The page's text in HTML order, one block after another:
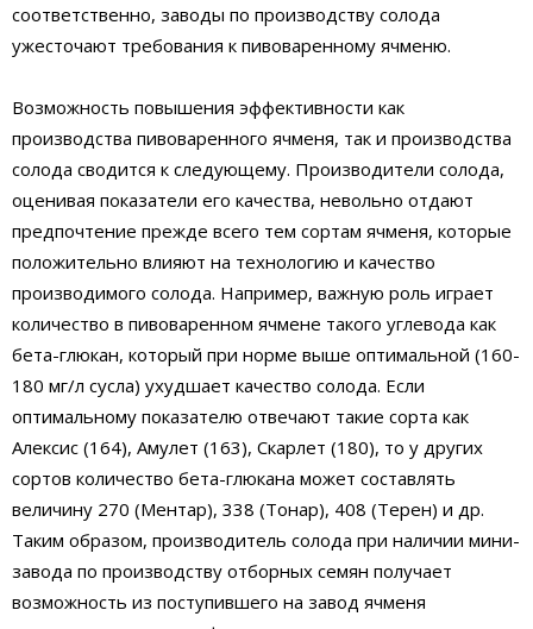
соответственно, заводы по производству солода
ужесточают требования к пивоваренному ячменю.
Возможность повышения эффективности как
производства пивоваренного ячменя, так и производства
солода сводится к следующему. Производители солода,
оценивая показатели его качества, невольно отдают
предпочтение прежде всего тем сортам ячменя, которые
положительно влияют на технологию и качество
производимого солода. Например, важную роль играет
количество в пивоваренном ячмене такого углевода как
бета-глюкан, который при норме выше оптимальной (160-
180 мг/л сусла) ухудшает качество солода. Если
оптимальному показателю отвечают такие сорта как
Алексис (164), Амулет (163), Скарлет (180), то у других
сортов количество бета-глюкана может составлять
величину 270 (Ментар), 338 (Тонар), 408 (Терен) и др.
Таким образом, производитель солода при наличии мини-
завода по производству отборных семян получает
возможность из поступившего на завод ячменя